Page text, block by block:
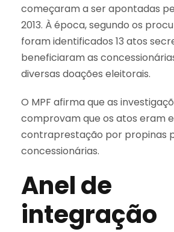
começaram a ser apontadas
2013. À época, segundo os
foram identificados 13 atos
beneficiaram as
diversas doações eleitorais.
O MPF afirma que as
comprovam que os atos eram
contraprestação por propinas
concessionárias.
Anel de
integração